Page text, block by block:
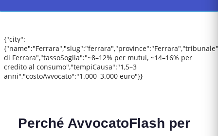
{"city":
di Ferrara","tassoSoglia":"~8–12% per mutui, ~14–16% per
credito al consumo","tempiCausa":"1,5–3
anni","costoAvvocato":"1.000–3.000 euro"}}
Perché AvvocatoFlash per